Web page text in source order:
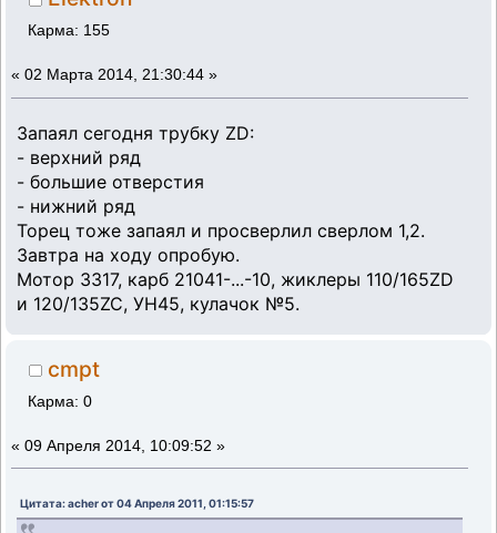
Карма: 155
« 02 Марта 2014, 21:30:44 »
Запаял сегодня трубку ZD:
- верхний ряд
- большие отверстия
- нижний ряд
Торец тоже запаял и просверлил сверлом 1,2.
Завтра на ходу опробую.
Мотор 3317, карб 21041-...-10, жиклеры 110/165ZD
и 120/135ZC, УН45, кулачок №5.
cmpt
Карма: 0
« 09 Апреля 2014, 10:09:52 »
Цитата: acher от 04 Апреля 2011, 01:15:57